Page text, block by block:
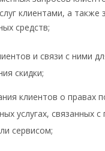
клиентами, а также
средств;
и связи с ними
скидки;
клиентов о правах
услугах, связанных
сервисом;